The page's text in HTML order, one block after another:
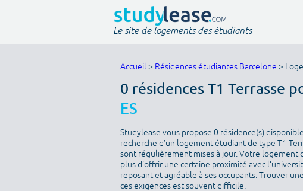
Le site de logements des étudiants
Accueil > Résidences étudiantes Barcelone >
0 résidences T1 Terrasse
ES
Studylease vous propose 0 résidence(s)
recherche d’un logement étudiant de type T1
sont régulièrement mises à jour. Votre logement
plus d’offrir une certaine proximité avec
reposant et agréable à ses occupants. Trouver
ces exigences est souvent difficile.